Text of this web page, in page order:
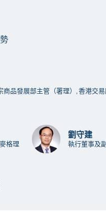
品發展部主管（署理）, 香港交
格理
劉守建
執行董事及